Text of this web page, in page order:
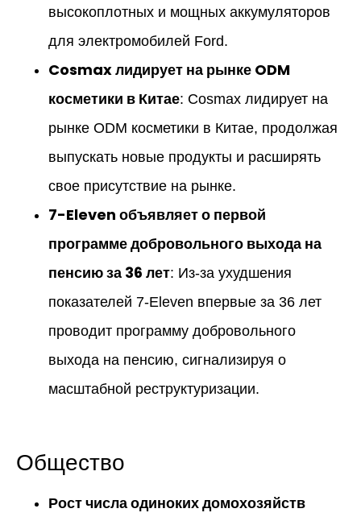
высокоплотных и мощных аккумуляторов
для электромобилей Ford.
Cosmax лидирует на рынке ODM
косметики в Китае: Cosmax лидирует на
рынке ODM косметики в Китае, продолжая
выпускать новые продукты и расширять
свое присутствие на рынке.
7-Eleven объявляет о первой
программе добровольного выхода на
пенсию за 36 лет: Из-за ухудшения
показателей 7-Eleven впервые за 36 лет
проводит программу добровольного
выхода на пенсию, сигнализируя о
масштабной реструктуризации.
Общество
Рост числа одиноких домохозяйств